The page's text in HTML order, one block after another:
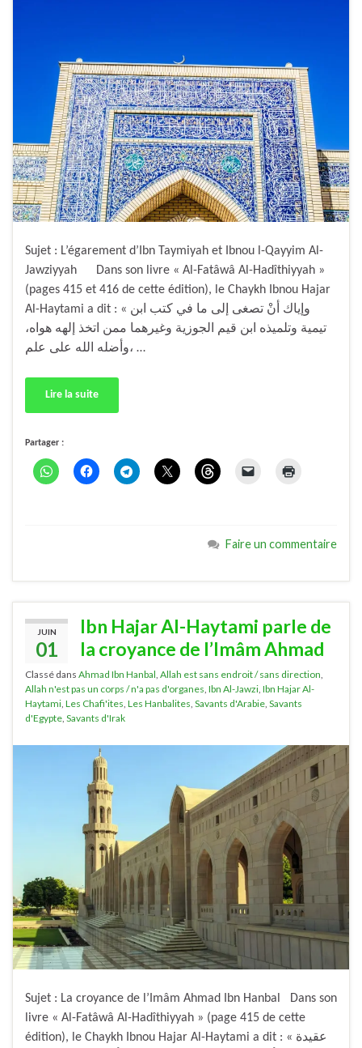
Sujet : L’égarement d’Ibn Taymiyah et Ibnou l-Qayyim Al-
Jawziyyah Dans son livre « Al-Fatâwâ Al-Hadîthiyyah »
(pages 415 et 416 de cette édition), le Chaykh Ibnou Hajar
Al-Haytami a dit : « وإياك أنْ تصغى إلى ما في كتب ابن
تيمية وتلميذه ابن قيم الجوزية وغيرهما ممن اتخذ إلهه هواه،
وأضله الله على علم، …
Lire la suite
Partager :
Faire un commentaire
JUIN
01
Ibn Hajar Al-Haytami parle de
la croyance de l’Imâm Ahmad
Classé dans Ahmad Ibn Hanbal Allah est sans endroit / sans direction
Allah n'est pas un corps / n'a pas d'organes Ibn Al-Jawzi Ibn Hajar Al-
Haytami Les Chafi'ites Les Hanbalites Savants d'Arabie Savants
d'Egypte Savants d'Irak
Sujet : La croyance de l’Imâm Ahmad Ibn Hanbal Dans son
livre « Al-Fatâwâ Al-Hadîthiyyah » (page 415 de cette
édition), le Chaykh Ibnou Hajar Al-Haytami a dit : « عقيدة